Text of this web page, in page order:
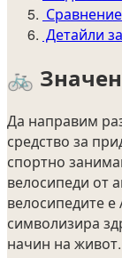
Детайли
🚲
Да направим
средство за
спортно
велосипеди от
велосипедите
символизира
начин на живот.